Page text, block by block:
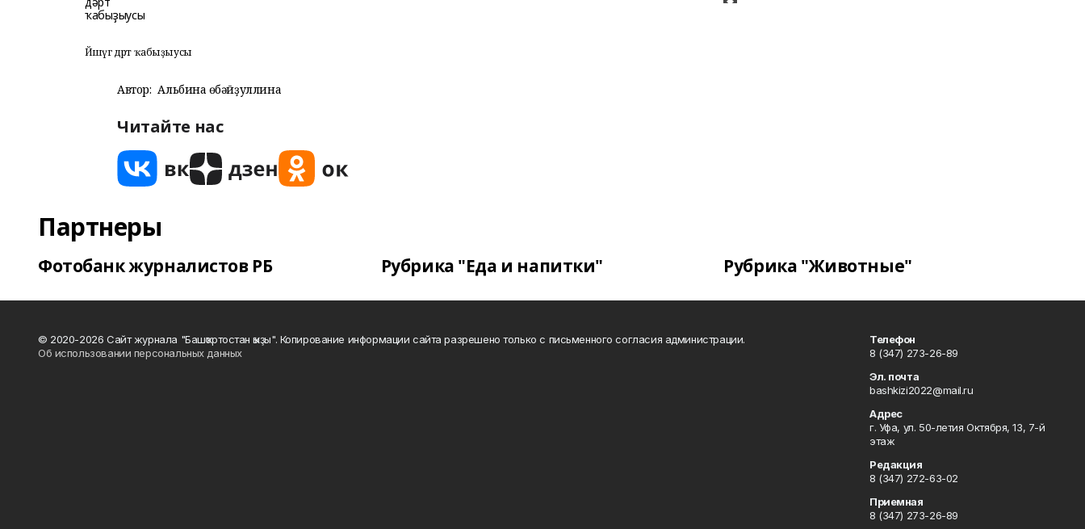
Йәшәүгә дәрт ҡабыҙыусы
Автор: Альбина Ғөбәйҙуллина
Читайте нас
Партнеры
Фотобанк журналистов РБ Рубрика "Еда и напитки" Рубрика "Животные"
© 2020-2026 Сайт журнала "Башҡортостан ҡыҙы". Копирование информации сайта разрешено только с письменного согласия администрации.
Об использовании персональных данных
Телефон
8 (347) 273-26-89
Эл. почта
bashkizi2022@mail.ru
Адрес
г. Уфа, ул. 50-летия Октября, 13, 7-й
этаж
Редакция
8 (347) 272-63-02
Приемная
8 (347) 273-26-89